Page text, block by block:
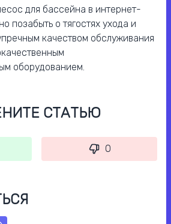
для бассейна в интернет-
позабыть о тягостях ухода и
качеством обслуживания
оборудованием.
СТАТЬЮ
0